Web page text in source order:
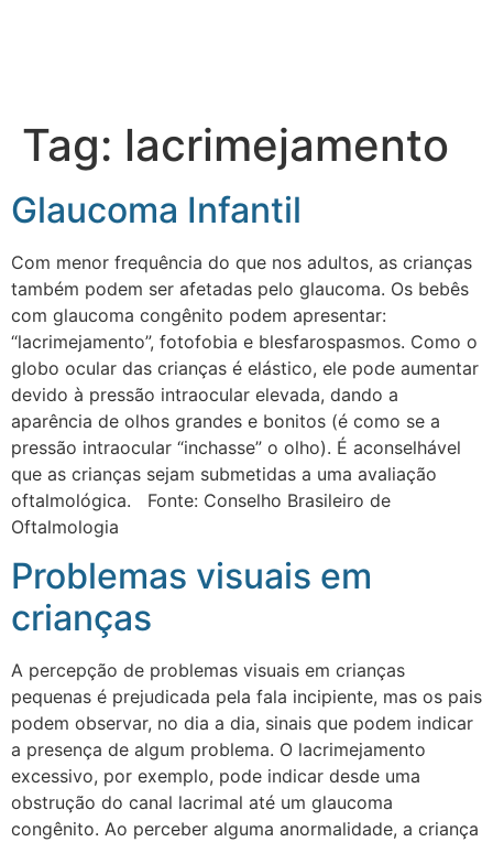
Tag: lacrimejamento
Glaucoma Infantil
Com menor frequência do que nos adultos, as crianças
também podem ser afetadas pelo glaucoma. Os bebês
com glaucoma congênito podem apresentar:
“lacrimejamento”, fotofobia e blesfarospasmos. Como o
globo ocular das crianças é elástico, ele pode aumentar
devido à pressão intraocular elevada, dando a
aparência de olhos grandes e bonitos (é como se a
pressão intraocular “inchasse” o olho). É aconselhável
que as crianças sejam submetidas a uma avaliação
oftalmológica. Fonte: Conselho Brasileiro de
Oftalmologia
Problemas visuais em
crianças
A percepção de problemas visuais em crianças
pequenas é prejudicada pela fala incipiente, mas os pais
podem observar, no dia a dia, sinais que podem indicar
a presença de algum problema. O lacrimejamento
excessivo, por exemplo, pode indicar desde uma
obstrução do canal lacrimal até um glaucoma
congênito. Ao perceber alguma anormalidade, a criança